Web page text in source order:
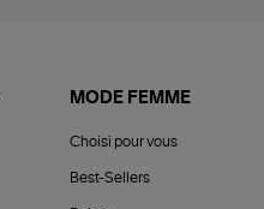
MODE FEMME
Choisi pour vous
Best-Sellers